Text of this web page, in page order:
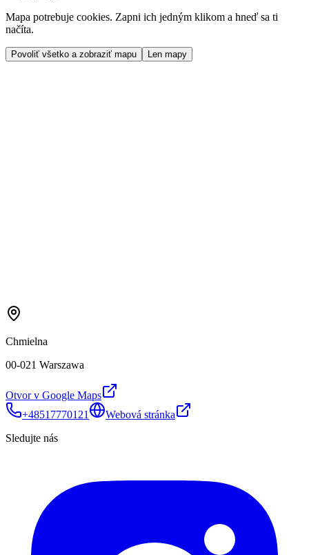
Mapa potrebuje cookies. Zapni ich jedným klikom a hneď sa ti
načíta.
Povoliť všetko a zobraziť mapu Len mapy
Chmielna
00-021 Warszawa
Otvor v Google Maps
+48517770121
Webová stránka
Sledujte nás